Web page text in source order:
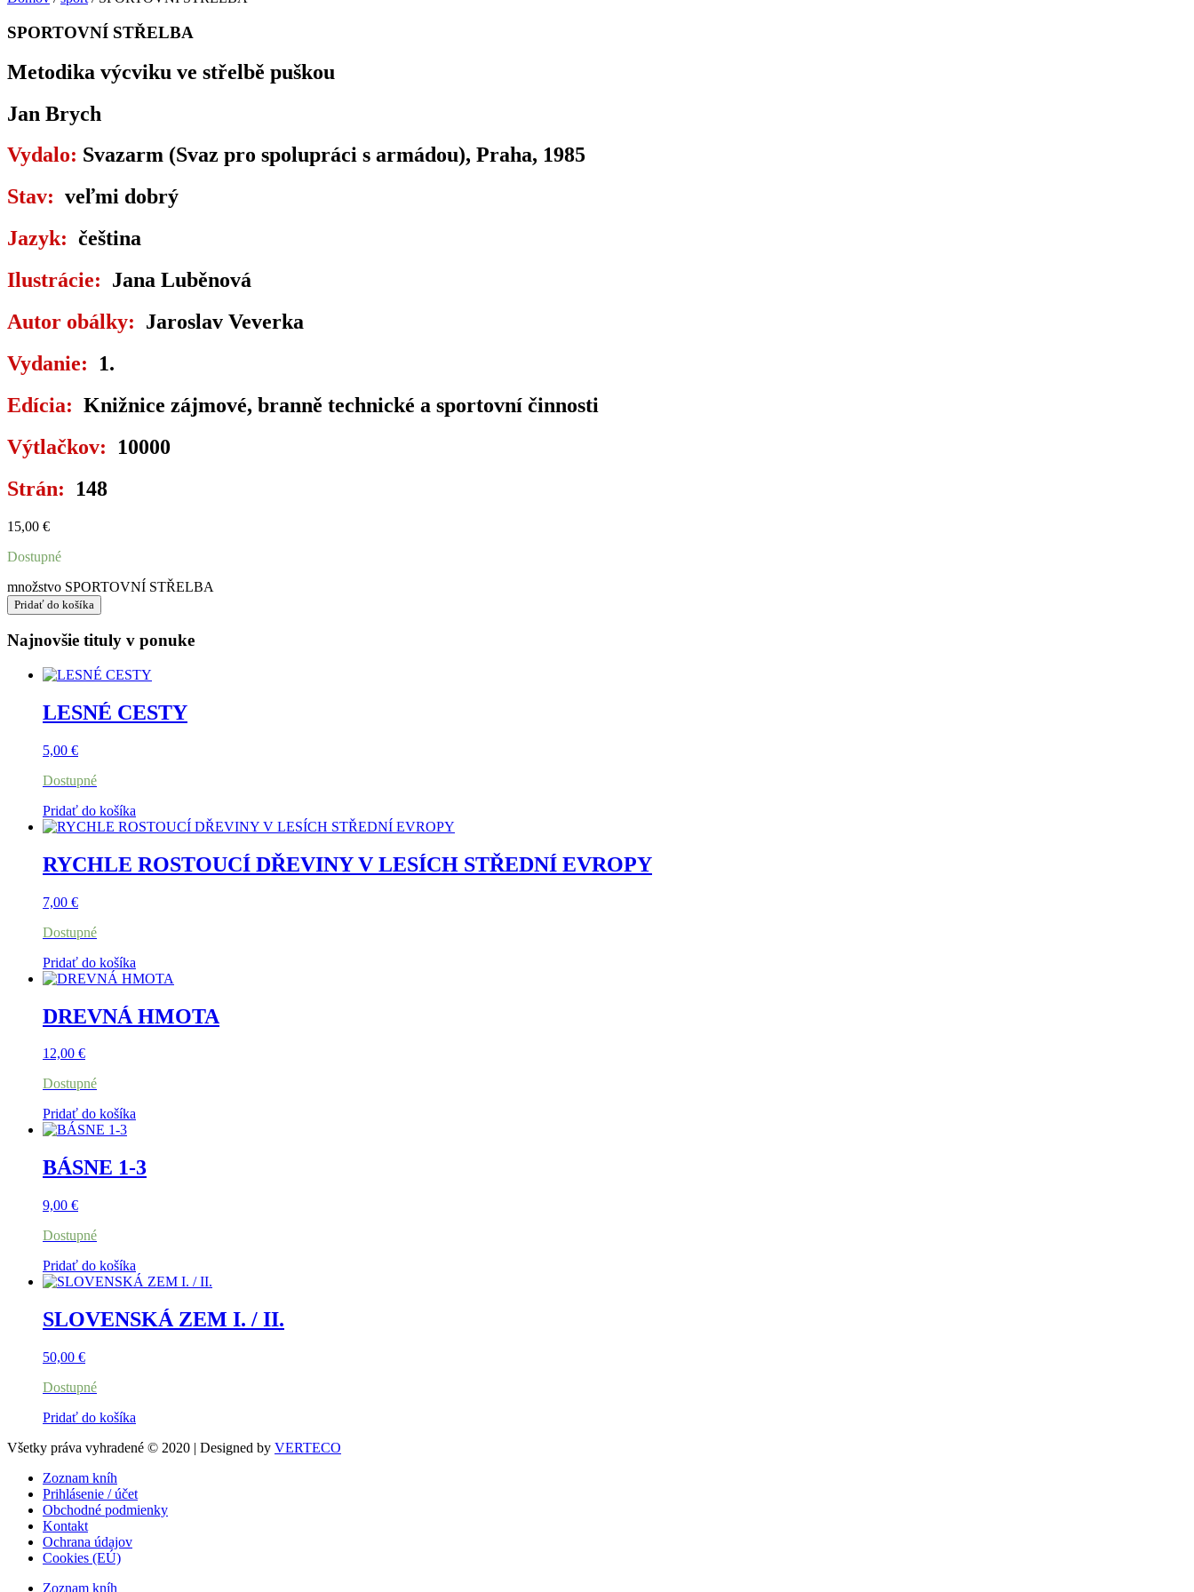
SPORTOVNÍ STŘELBA
Metodika výcviku ve střelbě puškou
Jan Brych
Vydalo: Svazarm (Svaz pro spolupráci s armádou), Praha, 1985
Stav: veľmi dobrý
Jazyk: čeština
Ilustrácie: Jana Luběnová
Autor obálky: Jaroslav Veverka
Vydanie: 1.
Edícia: Knižnice zájmové, branně technické a sportovní činnosti
Výtlačkov: 10000
Strán: 148
15,00 €
Dostupné
množstvo SPORTOVNÍ STŘELBA
Pridať do košíka
Najnovšie tituly v ponuke
LESNÉ CESTY
5,00 €
Dostupné
Pridať do košíka
RYCHLE ROSTOUCÍ DŘEVINY V LESÍCH STŘEDNÍ EVROPY
7,00 €
Dostupné
Pridať do košíka
DREVNÁ HMOTA
12,00 €
Dostupné
Pridať do košíka
BÁSNE 1-3
9,00 €
Dostupné
Pridať do košíka
SLOVENSKÁ ZEM I. / II.
50,00 €
Dostupné
Pridať do košíka
Všetky práva vyhradené © 2020 | Designed by VERTECO
Zoznam kníh
Prihlásenie / účet
Obchodné podmienky
Kontakt
Ochrana údajov
Cookies (EÚ)
Zoznam kníh